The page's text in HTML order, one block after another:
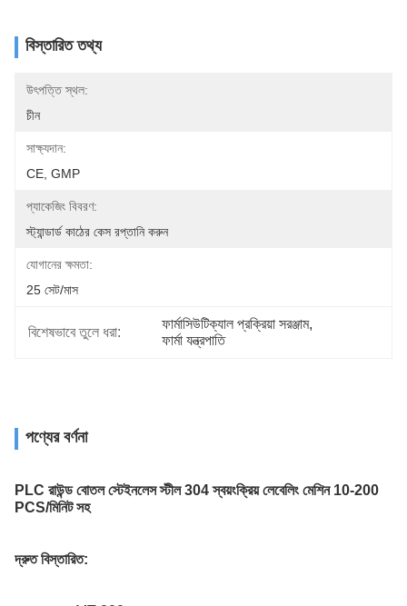
বিস্তারিত তথ্য
উৎপত্তি স্থল:
চীন
সাক্ষ্যদান:
CE, GMP
প্যাকেজিং বিবরণ:
স্ট্যান্ডার্ড কাঠের কেস রপ্তানি করুন
যোগানের ক্ষমতা:
25 সেট/মাস
বিশেষভাবে তুলে ধরা:
ফার্মাসিউটিক্যাল প্রক্রিয়া সরঞ্জাম,
ফার্মা যন্ত্রপাতি
পণ্যের বর্ণনা
PLC রাউন্ড বোতল স্টেইনলেস স্টীল 304 স্বয়ংক্রিয় লেবেলিং মেশিন 10-200
PCS/মিনিট সহ
দ্রুত বিস্তারিত: